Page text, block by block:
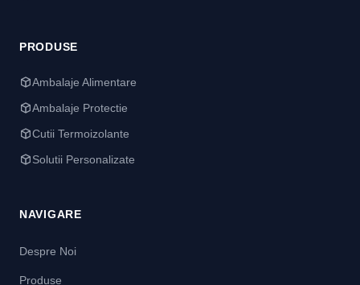
PRODUSE
Ambalaje Alimentare
Ambalaje Protectie
Cutii Termoizolante
Solutii Personalizate
NAVIGARE
Despre Noi
Produse